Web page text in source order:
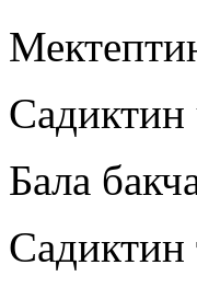
Бала
Садиктин